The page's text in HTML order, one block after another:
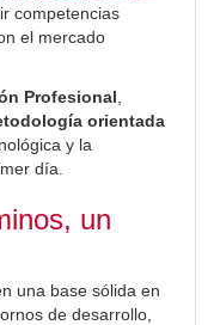
competencias
el mercado
Profesional
orientada
y la
día.
un
una base sólida en
de desarrollo,